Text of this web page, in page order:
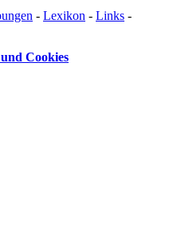
- Lexikon - Links -
Cookies